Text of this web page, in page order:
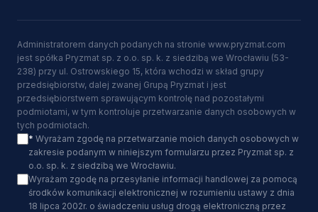
Administratorem danych podanych na stronie www.pryzmat.com
jest spółka Pryzmat sp. z o.o. sp. k. z siedzibą we Wrocławiu (53-
238) przy ul. Ostrowskiego 15, która wchodzi w skład grupy
przedsiębiorstw, dalej zwanej Grupą Pryzmat i jest
przedsiębiorstwem sprawującym kontrolę nad pozostałymi
podmiotami, w tym kontroluje przetwarzanie danych osobowych w
tych podmiotach.
* Wyrażam zgodę na przetwarzanie moich danych osobowych w
zakresie podanym w niniejszym formularzu przez Pryzmat sp. z
o.o. sp. k. z siedzibą we Wrocławiu.
Wyrażam zgodę na przesyłanie informacji handlowej za pomocą
środków komunikacji elektronicznej w rozumieniu ustawy z dnia
18 lipca 2002r. o świadczeniu usług drogą elektroniczną przez